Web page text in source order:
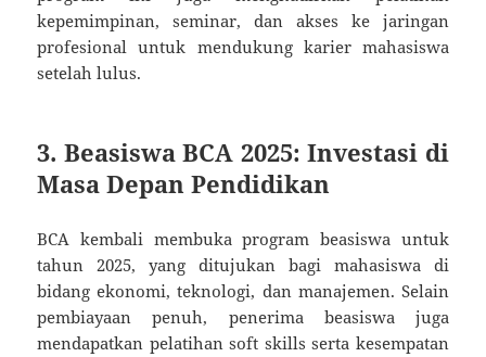
kepemimpinan, seminar, dan akses ke jaringan
profesional untuk mendukung karier mahasiswa
setelah lulus.
3. Beasiswa BCA 2025: Investasi di
Masa Depan Pendidikan
BCA kembali membuka program beasiswa untuk
tahun 2025, yang ditujukan bagi mahasiswa di
bidang ekonomi, teknologi, dan manajemen. Selain
pembiayaan penuh, penerima beasiswa juga
mendapatkan pelatihan soft skills serta kesempatan